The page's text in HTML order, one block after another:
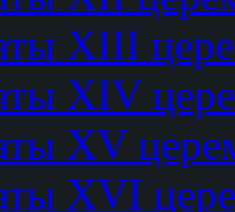
XIII
XIV
XV
XVI